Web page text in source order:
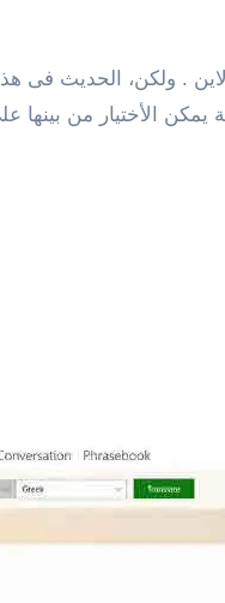
يمكن الأختيار من